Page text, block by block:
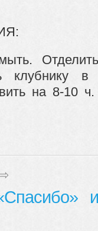
Отделить
клубнику
на 8-10
и